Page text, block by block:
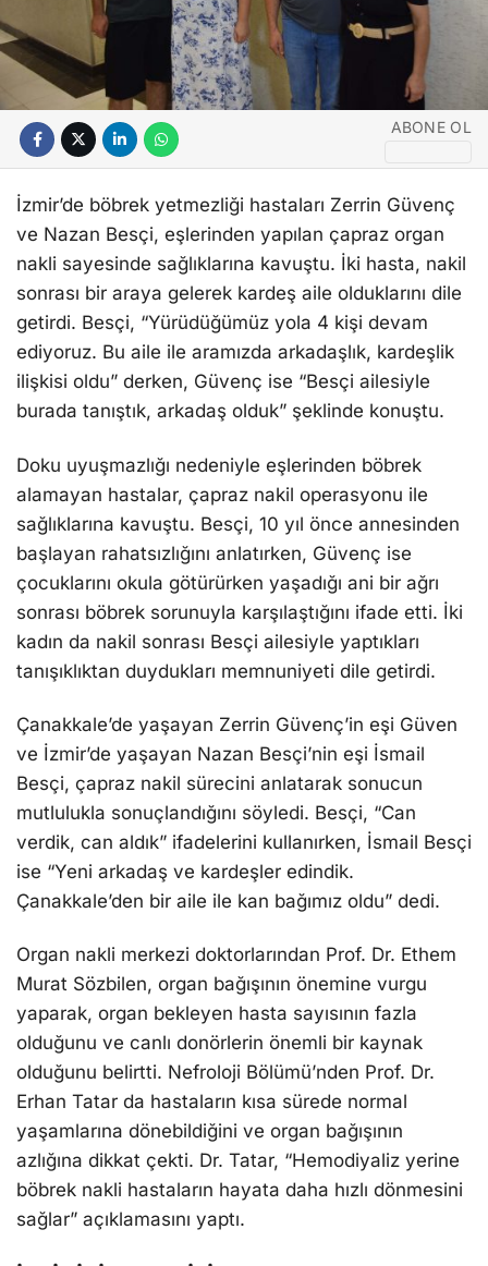
ABONE OL
İzmir’de böbrek yetmezliği hastaları Zerrin Güvenç
ve Nazan Besçi, eşlerinden yapılan çapraz organ
nakli sayesinde sağlıklarına kavuştu. İki hasta, nakil
sonrası bir araya gelerek kardeş aile olduklarını dile
getirdi. Besçi, “Yürüdüğümüz yola 4 kişi devam
ediyoruz. Bu aile ile aramızda arkadaşlık, kardeşlik
ilişkisi oldu” derken, Güvenç ise “Besçi ailesiyle
burada tanıştık, arkadaş olduk” şeklinde konuştu.
Doku uyuşmazlığı nedeniyle eşlerinden böbrek
alamayan hastalar, çapraz nakil operasyonu ile
sağlıklarına kavuştu. Besçi, 10 yıl önce annesinden
başlayan rahatsızlığını anlatırken, Güvenç ise
çocuklarını okula götürürken yaşadığı ani bir ağrı
sonrası böbrek sorunuyla karşılaştığını ifade etti. İki
kadın da nakil sonrası Besçi ailesiyle yaptıkları
tanışıklıktan duydukları memnuniyeti dile getirdi.
Çanakkale’de yaşayan Zerrin Güvenç’in eşi Güven
ve İzmir’de yaşayan Nazan Besçi’nin eşi İsmail
Besçi, çapraz nakil sürecini anlatarak sonucun
mutlulukla sonuçlandığını söyledi. Besçi, “Can
verdik, can aldık” ifadelerini kullanırken, İsmail Besçi
ise “Yeni arkadaş ve kardeşler edindik.
Çanakkale’den bir aile ile kan bağımız oldu” dedi.
Organ nakli merkezi doktorlarından Prof. Dr. Ethem
Murat Sözbilen, organ bağışının önemine vurgu
yaparak, organ bekleyen hasta sayısının fazla
olduğunu ve canlı donörlerin önemli bir kaynak
olduğunu belirtti. Nefroloji Bölümü’nden Prof. Dr.
Erhan Tatar da hastaların kısa sürede normal
yaşamlarına dönebildiğini ve organ bağışının
azlığına dikkat çekti. Dr. Tatar, “Hemodiyaliz yerine
böbrek nakli hastaların hayata daha hızlı dönmesini
sağlar” açıklamasını yaptı.